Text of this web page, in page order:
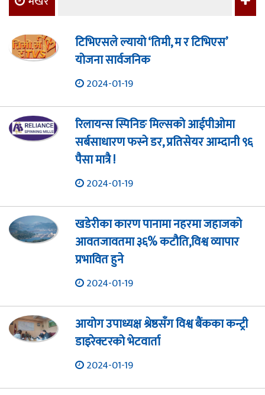
टिभिएसले ल्यायो ‘तिमी, म र टिभिएस’
योजना सार्वजनिक
2024-01-19
रिलायन्स स्पिनिङ मिल्सको आईपीओमा
सर्बसाधारण फस्ने डर, प्रतिसेयर आम्दानी ९६
पैसा मात्रै !
2024-01-19
खडेरीका कारण पानामा नहरमा जहाजको
आवतजावतमा ३६% कटौति,विश्व व्यापार
प्रभावित हुने
2024-01-19
आयोग उपाध्यक्ष श्रेष्ठसँग विश्व बैंकका कन्ट्री
डाइरेक्टरको भेटवार्ता
2024-01-19